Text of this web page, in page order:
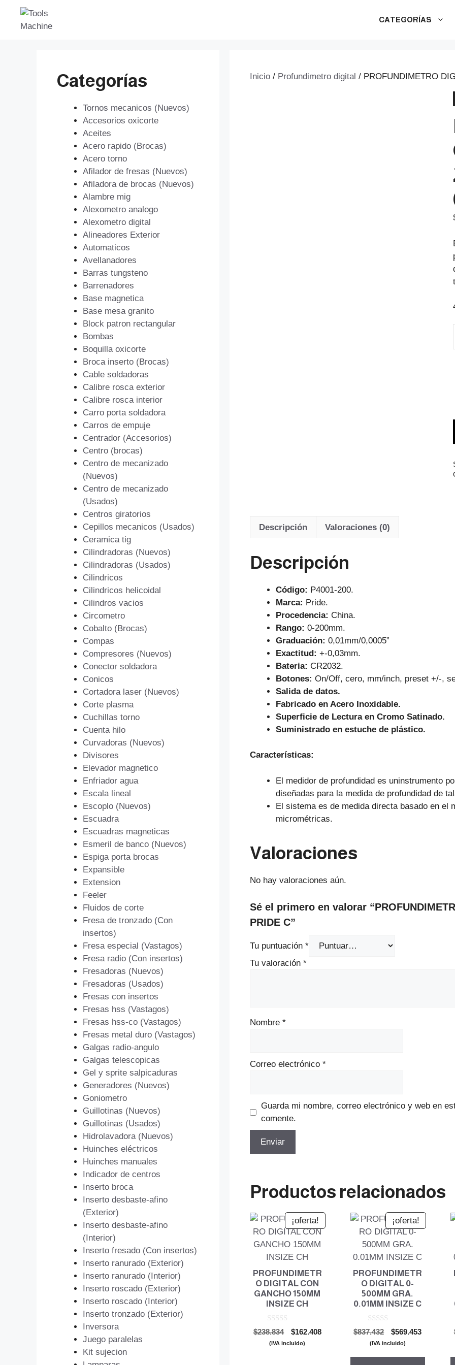
Saltar
contenido
CATEGORÍAS
Inicio / Profundimetro digital / PROFUNDIMETRO
Descripción Valoraciones (0)
Descripción
Código: P4001-200.
Marca: Pride.
Procedencia: China.
Rango: 0-200mm.
Graduación: 0,01mm/0,0005”
Exactitud: +-0,03mm.
Bateria: CR2032.
Botones: On/Off, cero, mm/inch, preset +/-,
Salida de datos.
Fabricado en Acero Inoxidable.
Superficie de Lectura en Cromo Satinado.
Suministrado en estuche de plástico.
Características:
El medidor de profundidad es uninstrumento
diseñadas para la medida de profundidad de
El sistema es de medida directa basado en el
micrométricas.
Valoraciones
No hay valoraciones aún.
Sé el primero en valorar
PRIDE C”
Tu puntuación *
Tu valoración *
Nombre *
Correo electrónico *
Guarda mi nombre, correo electrónico y web en
comente.
Productos relacionados
¡oferta!
PROFUNDIMETR
O DIGITAL CON
GANCHO 150MM
INSIZE CH
0
d
e
$238.834
El
precio
$162.408El
(IVA incluido)
¡oferta!
PROFUNDIMETR
O DIGITAL 0-
500MM GRA.
0.01MM INSIZE C
0
d
e
$837.432
El
precio
$569.453El
(IVA incluido)
Categorías
Tornos mecanicos (Nuevos)
Accesorios oxicorte
Aceites
Acero rapido (Brocas)
Acero torno
Afilador de fresas (Nuevos)
Afiladora de brocas (Nuevos)
Alambre mig
Alexometro analogo
Alexometro digital
Alineadores Exterior
Automaticos
Avellanadores
Barras tungsteno
Barrenadores
Base magnetica
Base mesa granito
Block patron rectangular
Bombas
Boquilla oxicorte
Broca inserto (Brocas)
Cable soldadoras
Calibre rosca exterior
Calibre rosca interior
Carro porta soldadora
Carros de empuje
Centrador (Accesorios)
Centro (brocas)
Centro de mecanizado
(Nuevos)
Centro de mecanizado
(Usados)
Centros giratorios
Cepillos mecanicos (Usados)
Ceramica tig
Cilindradoras (Nuevos)
Cilindradoras (Usados)
Cilindricos
Cilindricos helicoidal
Cilindros vacios
Circometro
Cobalto (Brocas)
Compas
Compresores (Nuevos)
Conector soldadora
Conicos
Cortadora laser (Nuevos)
Corte plasma
Cuchillas torno
Cuenta hilo
Curvadoras (Nuevos)
Divisores
Elevador magnetico
Enfriador agua
Escala lineal
Escoplo (Nuevos)
Escuadra
Escuadras magneticas
Esmeril de banco (Nuevos)
Espiga porta brocas
Expansible
Extension
Feeler
Fluidos de corte
Fresa de tronzado (Con
insertos)
Fresa especial (Vastagos)
Fresa radio (Con insertos)
Fresadoras (Nuevos)
Fresadoras (Usados)
Fresas con insertos
Fresas hss (Vastagos)
Fresas hss-co (Vastagos)
Fresas metal duro (Vastagos)
Galgas radio-angulo
Galgas telescopicas
Gel y sprite salpicaduras
Generadores (Nuevos)
Goniometro
Guillotinas (Nuevos)
Guillotinas (Usados)
Hidrolavadora (Nuevos)
Huinches eléctricos
Huinches manuales
Indicador de centros
Inserto broca
Inserto desbaste-afino
(Exterior)
Inserto desbaste-afino
(Interior)
Inserto fresado (Con insertos)
Inserto ranurado (Exterior)
Inserto ranurado (Interior)
Inserto roscado (Exterior)
Inserto roscado (Interior)
Inserto tronzado (Exterior)
Inversora
Juego paralelas
Kit sujecion